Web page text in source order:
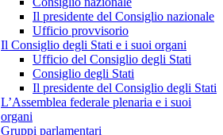
Il presidente del Consiglio nazionale
Ufficio provvisorio
Il Consiglio degli Stati e i suoi organi
Ufficio del Consiglio degli Stati
Consiglio degli Stati
Il presidente del Consiglio degli Stati
L’Assemblea federale plenaria e i suoi
organi
Gruppi parlamentari